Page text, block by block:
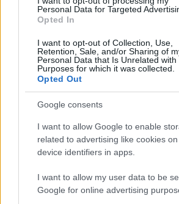
Personal Data for Targeted
Opted In
I want to opt-out of Collection, Use,
Retention, Sale, and/or Sharing of
Personal Data that Is Unrelated with
Purposes for which it was collected.
Opted Out
Google consents
I want to allow Google to enable
related to advertising like cookies
device identifiers in apps.
I want to allow my user data to be
Google for online advertising
HŐSÉGRIASZTÁST, A KÖVETKEZŐ
LEGKRITIKUSABB AZ
SZEMPONTJÁBÓL, DE AZ UTOLSÓ
A Védelmi Munkacsoport szerint egyelőre
villamosenergia-rendszere, de továbbra is